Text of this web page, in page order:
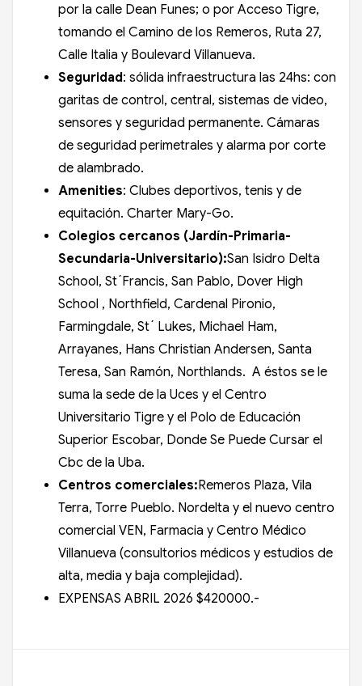
por la calle Dean Funes; o por Acceso Tigre,
tomando el Camino de los Remeros, Ruta 27,
Calle Italia y Boulevard Villanueva.
Seguridad: sólida infraestructura las 24hs: con
garitas de control, central, sistemas de video,
sensores y seguridad permanente. Cámaras
de seguridad perimetrales y alarma por corte
de alambrado.
Amenities: Clubes deportivos, tenis y de
equitación. Charter Mary-Go.
Colegios cercanos (Jardín-Primaria-
Secundaria-Universitario):San Isidro Delta
School, St´Francis, San Pablo, Dover High
School , Northfield, Cardenal Pironio,
Farmingdale, St´ Lukes, Michael Ham,
Arrayanes, Hans Christian Andersen, Santa
Teresa, San Ramón, Northlands. A éstos se le
suma la sede de la Uces y el Centro
Universitario Tigre y el Polo de Educación
Superior Escobar, Donde Se Puede Cursar el
Cbc de la Uba.
Centros comerciales:Remeros Plaza, Vila
Terra, Torre Pueblo. Nordelta y el nuevo centro
comercial VEN, Farmacia y Centro Médico
Villanueva (consultorios médicos y estudios de
alta, media y baja complejidad).
EXPENSAS ABRIL 2026 $420000.-